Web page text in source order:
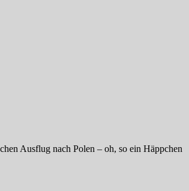
Ausflug nach Polen – oh, so ein Häppchen